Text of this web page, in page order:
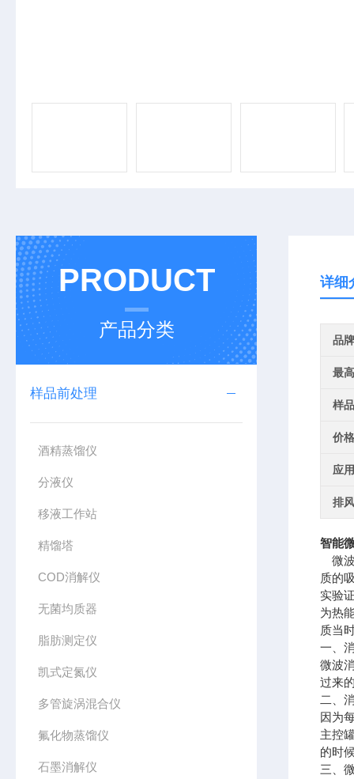
PRODUCT
产品分类
样品前处理
酒精蒸馏仪
分液仪
移液工作站
精馏塔
COD消解仪
无菌均质器
脂肪测定仪
凯式定氮仪
多管旋涡混合仪
氟化物蒸馏仪
石墨消解仪
详细
品牌
最
样
价
应
排
智能
微波
质的
实验
为热
质当
一、
微波
过来
二、
因为
主控
的时
三、